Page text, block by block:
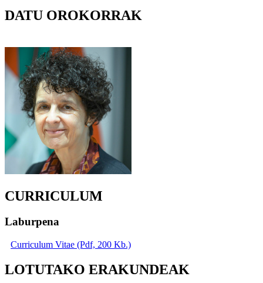
DATU OROKORRAK
CURRICULUM
Laburpena
Curriculum Vitae (Pdf, 200 Kb.)
LOTUTAKO ERAKUNDEAK